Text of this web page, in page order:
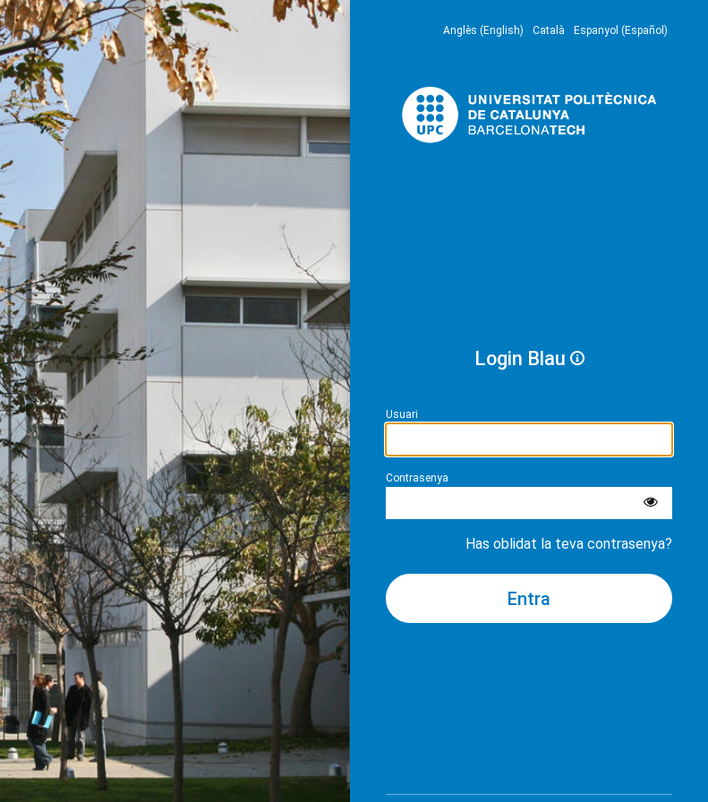
Anglès (English) Català Espanyol (Español)
Login Blau
Usuari
Contrasenya
Has oblidat la teva contrasenya?